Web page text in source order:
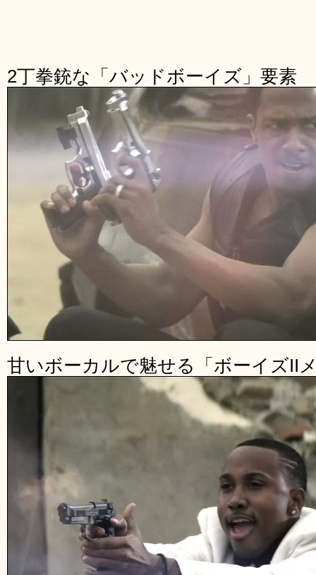
2丁拳銃な「バッドボーイズ」要素
甘いボーカルで魅せる「ボーイズII